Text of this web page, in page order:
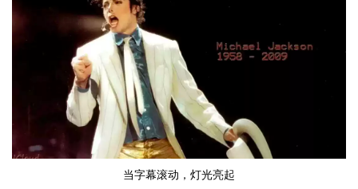
当字幕滚动，灯光亮起